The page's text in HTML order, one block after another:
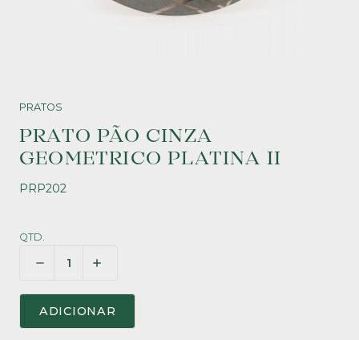
PRATOS
PRATO PÃO CINZA
GEOMETRICO PLATINA II
PRP202
QTD.
ADICIONAR